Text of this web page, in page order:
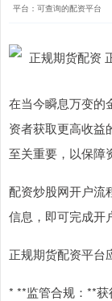
平台：可查询的配资平台
在当今瞬息万变的
资者获取更高收益
至关重要，以保障
配资炒股网开户流
信息，即可完成开
正规期货配资平台
* **监管合规：**